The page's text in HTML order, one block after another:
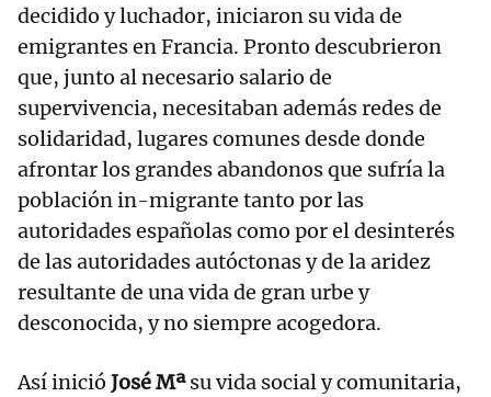
decidido y luchador, iniciaron su vida de
emigrantes en Francia. Pronto descubrieron
que, junto al necesario salario de
supervivencia, necesitaban además redes de
solidaridad, lugares comunes desde donde
afrontar los grandes abandonos que sufría la
población in-migrante tanto por las
autoridades españolas como por el desinterés
de las autoridades autóctonas y de la aridez
resultante de una vida de gran urbe y
desconocida, y no siempre acogedora.
Así inició José Mªsu vida social y comunitaria,